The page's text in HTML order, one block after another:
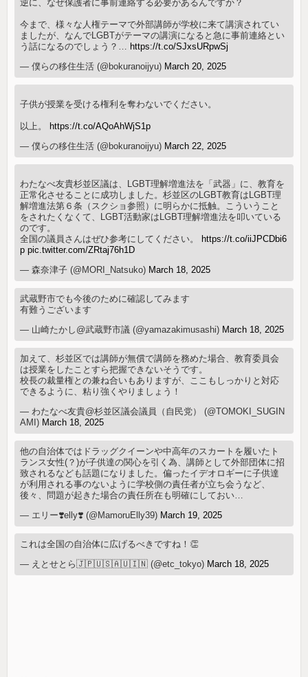
逆に、なぜ保護者に事前連絡する必要があるんですか？
今まで、様々な人権テーマで外部講師が学校に来て講演されてい
ましたが、なんでLGBTがテーマの講演になると急に事前連絡とい
う話になるのでしょう？… https://t.co/SJxsURpwSj
— 僕らの移住生活 (@bokuranoijyu) March 20, 2025
子供が授業を受ける権利を奪わないでください。
以上。 https://t.co/AQoAhWjS1p
— 僕らの移住生活 (@bokuranoijyu) March 22, 2025
わたなべ友貴杉並区議は、LGBT理解増進法を「武器」に、教育を
正常化させることに成功しました。杉並区のLGBT教育はLGBT理
解増進法第６条（スクショ参照）に明らかに抵触。こういうこと
をされたくなくて、LGBT活動家はLGBT理解増進法を叩いている
のです。
全国の議員さんはぜひ参考にしてください。 https://t.co/iiJPCDbi6
p pic.twitter.com/ZRtaj76h1D
— 森奈津子 (@MORI_Natsuko) March 18, 2025
武蔵野市でも今後のために確認してみます
有難うございます
— 山崎たかし@武蔵野市議 (@yamazakimusashi) March 18, 2025
加えて、杉並区では講師が無償で講師を務めた場合、教育委員会
は授業をしたことすら把握できないそうです。
校長の裁量権との兼ね合いもありますが、ここもしっかりと対応
できるように、粘り強くやりましょう！
— わたなべ友貴@杉並区議会議員（自民党） (@TOMOKI_SUGIN
AMI) March 18, 2025
他の自治体ではドラッグクイーンや中高年のスカートを履いたト
ランス女性(？)が子供達の関心を引く為、講師として外部団体に招
致されるなども話題になりました。偏ったイデオロギーに子供達
が利用される事のないように学校側の責任者が立ち会うなど、
後々、問題が起きた場合の責任所在も明確にしておい…
— エリー❣️elly❣️ (@MamoruElly39) March 19, 2025
これは全国の自治体に広げるべきですね！👏
— えとせとら🇯🇵🇺🇸🇦🇺🇮🇳 (@etc_tokyo) March 18, 2025